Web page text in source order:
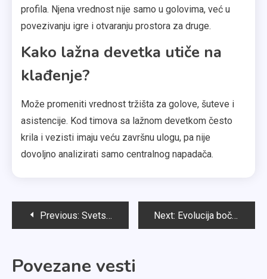
profila. Njena vrednost nije samo u golovima, već u
povezivanju igre i otvaranju prostora za druge.
Kako lažna devetka utiče na
klađenje?
Može promeniti vrednost tržišta za golove, šuteve i
asistencije. Kod timova sa lažnom devetkom često
krila i vezisti imaju veću završnu ulogu, pa nije
dovoljno analizirati samo centralnog napadača.
PostPrevious: Svetsko prvenstvo 2026: kako novi format sa 48 reprezentacija menja fudbal, kvote i očekivanja Next: Evolucija bočnih bekova: kako su 3‑5‑2, 4‑3‑3 i inverted full‑back promenili uloge
Povezane vesti